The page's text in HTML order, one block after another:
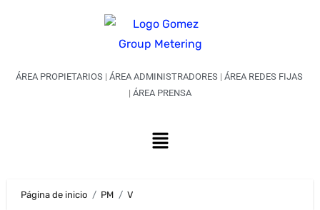
ÁREA PROPIETARIOS| ÁREA ADMINISTRADORES| ÁREA REDES FIJAS
| ÁREA PRENSA
Página de inicio PM V